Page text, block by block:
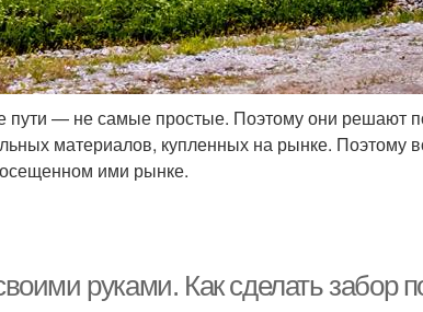
пути — не самые простые. Поэтому они решают
материалов, купленных на рынке. Поэтому
ими рынке.
руками. Как сделать забор